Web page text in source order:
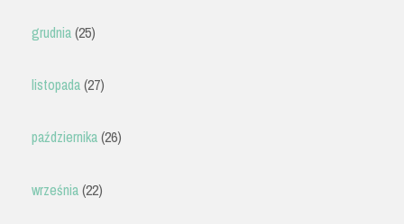
grudnia(25)
listopada(27)
października(26)
września(22)